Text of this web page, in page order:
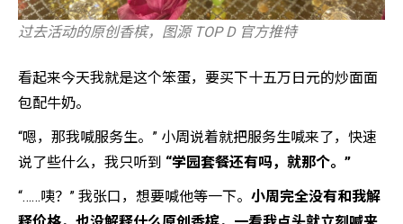
过去活动的原创香槟，图源 TOP D 官方推特
看起来今天我就是这个笨蛋，要买下十五万日元的炒面面
包配牛奶。
“嗯，那我喊服务生。” 小周说着就把服务生喊来了，快速
说了些什么，我只听到 “学园套餐还有吗，就那个。”
“……咦？” 我张口，想要喊他等一下。 小周完全没有和我解